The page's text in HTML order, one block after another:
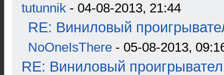
tutunnik - 04-08-2013, 21:44
RE: Виниловый
NoOneIsThere - 05-08-2013,
RE: Виниловый